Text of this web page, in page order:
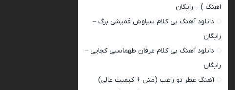
اهنگ ) – رایگان
دانلود آهنگ بی کلام سیاوش قمیشی برگ –
رایگان
دانلود آهنگ بی کلام عرفان طهماسبی کجایی –
رایگان
آهنگ عطر تو راغب (متن + کیفیت عالی)